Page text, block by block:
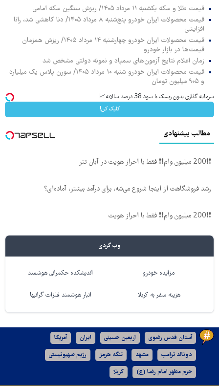
قیمت طلا و سکه یکشنبه ۱۱ مرداد ۱۴۰۵/ ریزش سنگین سکه امامی
قیمت محصولات ایران خودرو پنج‌شنبه ۸ مرداد ۱۴۰۵/ دنا کاهشی شد، رانا
افزایشی
قیمت محصولات ایران خودرو چهارشنبه ۱۴ مرداد ۱۴۰۵/ ریزش همزمان
قیمت‌ها در بازار خودرو
زمان اعلام نتایج آزمون‌های سمپاد و نمونه دولتی مشخص شد
قیمت محصولات ایران خودرو شنبه ۱۰ مرداد ۱۴۰۵/ سورن پلاس یک میلیارد
و ۹۰۵ میلیون تومان
سرمایه گذاری بدون ریسک با سود 38 درصد سالانه📈
کلیک کن!
مطالب پیشنهادی
❗❗200 میلیون وام❗❗ فقط با احراز هویت در آبان تتر
رشد فروشگاهت از اینجا شروع می‌شه، برای درآمد بیشتر، آماده‌ای؟
❗❗200 میلیون وام❗❗ فقط با احراز هویت
وب گردی
مزایده خودرو اندیشکده حکمرانی هوشمند
هزینه سفر به کربلا انبار هوشمند فلزات گرانبها
آستان قدس رضوی اربعین حسینی ایران آمریکا
دونالد ترامپ مشهد تنگه هرمز رژیم صهیونیستی
حرم مطهر امام رضا (ع) کربلا